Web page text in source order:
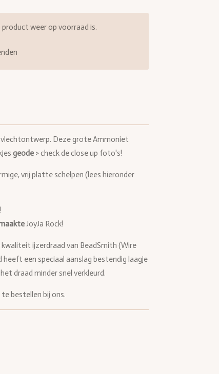
weer op voorraad is.
Deze grote Ammoniet
geode > check de close up foto's!
vrij platte schelpen (lees hieronder
JoyJa Rock!
ijzerdraad van BeadSmith (Wire
een speciaal aanslag bestendig laagje
draad minder snel verkleurd.
bestellen bij ons.